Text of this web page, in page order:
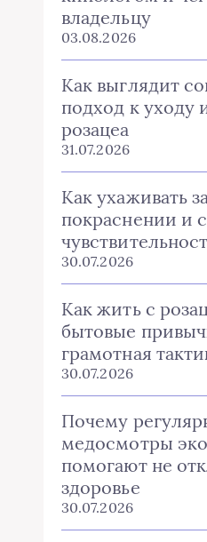
владельцу
03.08.2026
Как выглядит
подход к уходу
розацеа
31.07.2026
Как ухаживать
покраснении и
30.07.2026
Как жить с
бытовые
грамотная
30.07.2026
Почему
медосмотры
помогают не
здоровье
30.07.2026